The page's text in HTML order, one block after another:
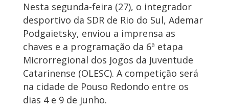
Nesta segunda-feira (27), o integrador
desportivo da SDR de Rio do Sul, Ademar
Podgaietsky, enviou a imprensa as
chaves e a programação da 6ª etapa
Microrregional dos Jogos da Juventude
Catarinense (OLESC). A competição será
na cidade de Pouso Redondo entre os
dias 4 e 9 de junho.